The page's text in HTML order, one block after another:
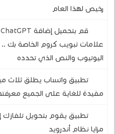
رخيص لهذا العام
علامات تبويب كروم الخاصة بك
اليوتيوب والنص الذي تحدده
تطبيق واتساب يطلق ثلاث
مفيدة للغاية على الجميع
مزايا نظام أندرويد